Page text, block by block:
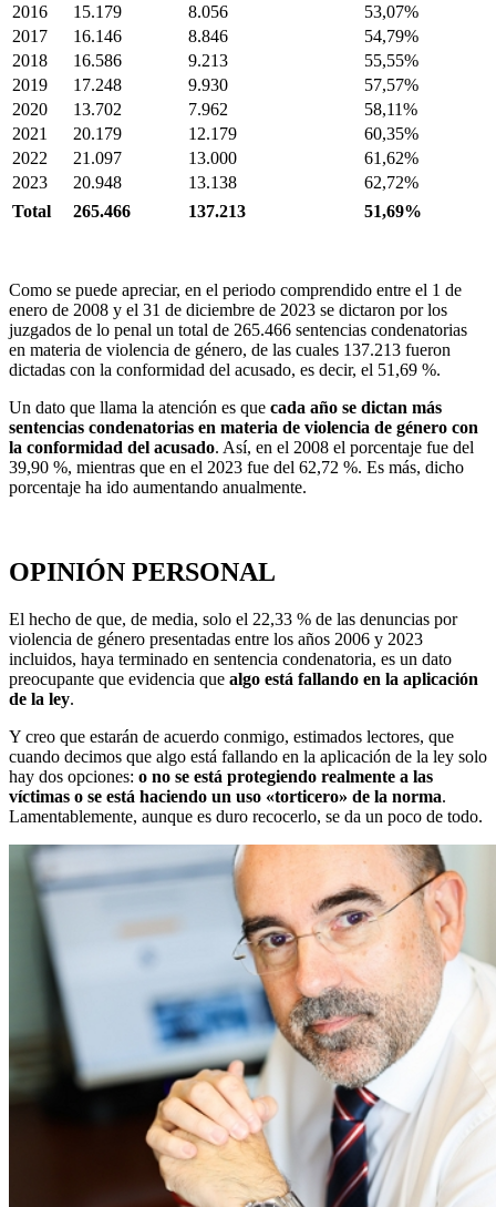
2016
15.179 8.056
53,07%
2017
16.146 8.846
54,79%
2018
16.586 9.213
55,55%
2019
17.248 9.930
57,57%
2020
13.702 7.962
58,11%
2021
20.179 12.179
60,35%
2022
21.097 13.000
61,62%
2023
20.948 13.138
62,72%
Total
265.466 137.213 51,69%
Como se puede apreciar, en el periodo comprendido entre el 1 de
enero de 2008 y el 31 de diciembre de 2023 se dictaron por los
juzgados de lo penal un total de 265.466 sentencias condenatorias
en materia de violencia de género, de las cuales 137.213 fueron
dictadas con la conformidad del acusado, es decir, el 51,69 %.
Un dato que llama la atención es que cada año se dictan más
sentencias condenatorias en materia de violencia de género con
la conformidad del acusado. Así, en el 2008 el porcentaje fue del
39,90 %, mientras que en el 2023 fue del 62,72 %. Es más, dicho
porcentaje ha ido aumentando anualmente.
OPINIÓN PERSONAL
El hecho de que, de media, solo el 22,33 % de las denuncias por
violencia de género presentadas entre los años 2006 y 2023
incluidos, haya terminado en sentencia condenatoria, es un dato
preocupante que evidencia que algo está fallando en la aplicación
de la ley.
Y creo que estarán de acuerdo conmigo, estimados lectores, que
cuando decimos que algo está fallando en la aplicación de la ley solo
hay dos opciones: o no se está protegiendo realmente a las
víctimas o se está haciendo un uso «torticero» de la norma.
Lamentablemente, aunque es duro recocerlo, se da un poco de todo.